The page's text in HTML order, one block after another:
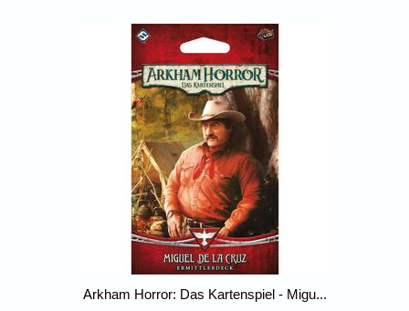
Arkham Horror: Das Kartenspiel - Migu...